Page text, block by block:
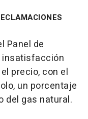
Panel de
insatisfacción
precio, con el
un porcentaje
del gas natural.